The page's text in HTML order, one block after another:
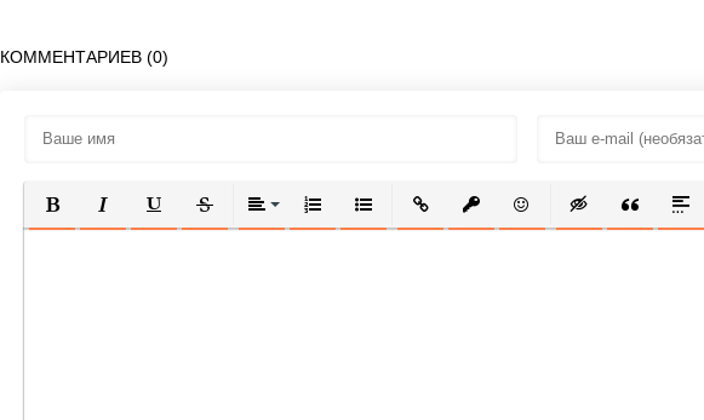
КОММЕНТАРИЕВ (0)
ПОЛУЖИРНЫЙ
КУРСИВПОДЧЕРКНУТЫЙ
ЗАЧЕРКНУТЫЙВЫРАВНИВАНИЕ
НУМЕРОВАННЫЙ СПИСОК
МАРКИРОВАННЫЙ СПИСОК
ВСТАВИТЬ ССЫЛКУ
ВСТАВИТЬ ЗАЩИЩЕННУЮ
ВСТАВИТЬ СМАЙЛИК
ВСТАВКАВСТАВКА